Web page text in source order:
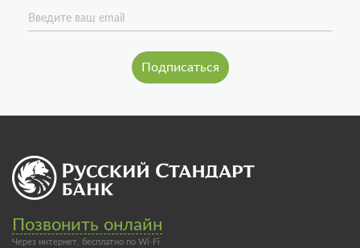
Введите ваш email
Позвонить онлайн
Через интернет, бесплатно по Wi-Fi